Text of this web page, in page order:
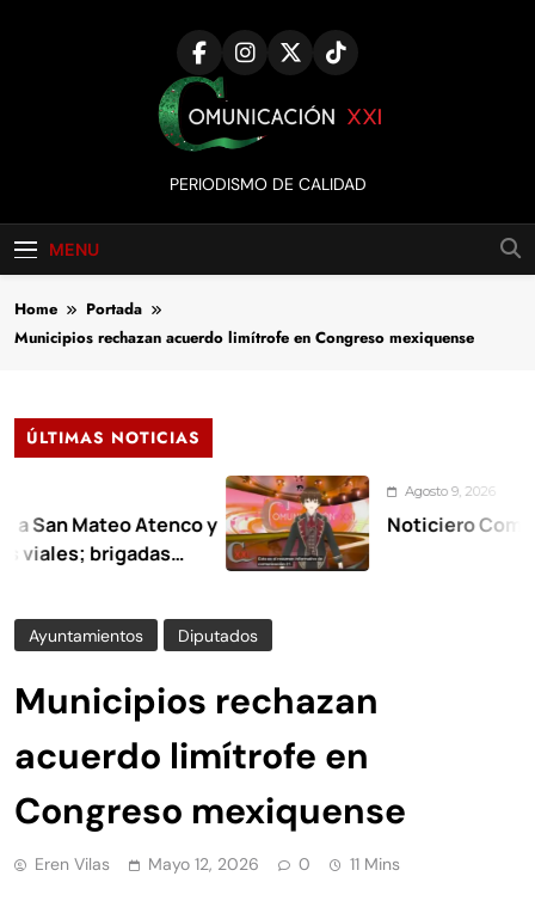
Comunicación
XXI
PERIODISMO DE CALIDAD
MENU
Home
Portada
Municipios rechazan acuerdo limítrofe en Congreso mexiquense
ÚLTIMAS NOTICIAS
Atenco y
Agosto 9, 2026
Noticiero
Ayuntamientos Diputados
Municipios rechazan
acuerdo limítrofe en
Congreso mexiquense
Eren Vilas Mayo 12, 2026 0 11 Mins